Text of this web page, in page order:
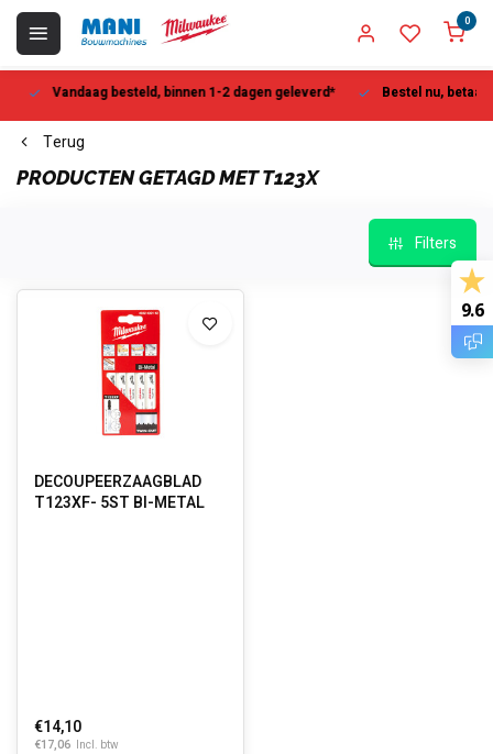
0
Vandaag besteld, binnen 1-2 dagen geleverd* Bestel nu, betaal
Terug
PRODUCTEN GETAGD MET T123X
Filters
DECOUPEERZAAGBLAD
T123XF- 5ST BI-METAL
€14,10
€17,06 Incl. btw
9.6